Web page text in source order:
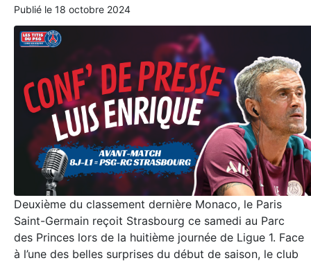
Publié le 18 octobre 2024
Deuxième du classement dernière Monaco, le Paris
Saint-Germain reçoit Strasbourg ce samedi au Parc
des Princes lors de la huitième journée de Ligue 1. Face
à l’une des belles surprises du début de saison, le club